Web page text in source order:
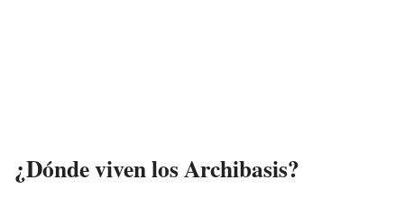
¿Dónde viven los Archibasis?